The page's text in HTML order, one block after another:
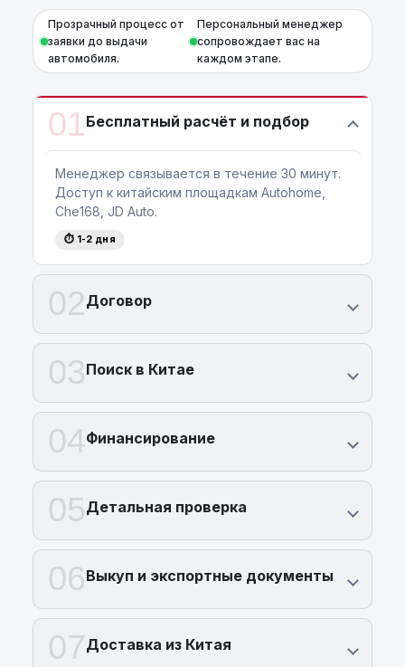
Прозрачный процесс от
заявки до выдачи
автомобиля.
Персональный менеджер
сопровождает вас на
каждом этапе.
01Бесплатный расчёт и подбор
Менеджер связывается в течение 30 минут.
Доступ к китайским площадкам Autohome,
Che168, JD Auto.
⏱ 1-2 дня
02Договор
03Поиск в Китае
04Финансирование
05Детальная проверка
06Выкуп и экспортные документы
07Доставка из Китая